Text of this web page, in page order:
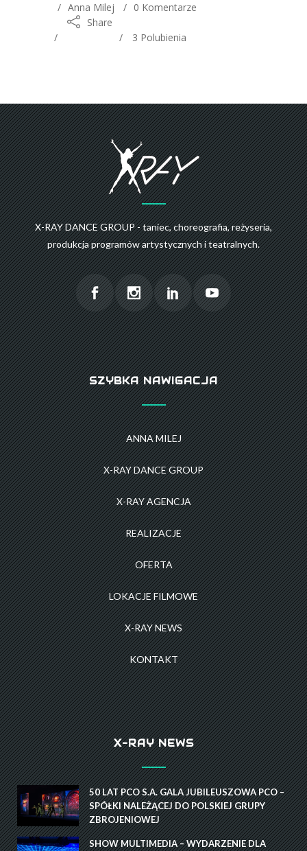
Anna Milej
0 Komentarze
Share
3 Polubienia
X-RAY DANCE GROUP - taniec, choreografia, reżyseria,
produkcja programów artystycznych i teatralnych.
SZYBKA NAWIGACJA
ANNA MILEJ
X-RAY DANCE GROUP
X-RAY AGENCJA
REALIZACJE
OFERTA
LOKACJE FILMOWE
X-RAY NEWS
KONTAKT
X-RAY NEWS
50 LAT PCO S.A. GALA JUBILEUSZOWA PCO –
SPÓŁKI NALEŻĄCEJ DO POLSKIEJ GRUPY
ZBROJENIOWEJ
SHOW MULTIMEDIA – WYDARZENIE DLA